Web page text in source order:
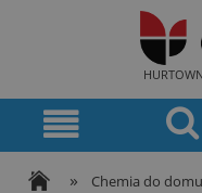
» Chemia do domu